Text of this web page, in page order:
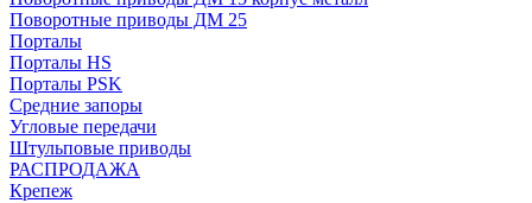
Поворотные приводы ДМ 25
Порталы
Порталы HS
Порталы PSK
Средние запоры
Угловые передачи
Штульповые приводы
РАСПРОДАЖА
Крепеж